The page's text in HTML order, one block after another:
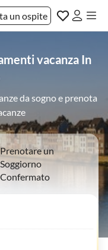
un ospite
vacanza In
da sogno e prenota
Prenotare un
Soggiorno
Confermato